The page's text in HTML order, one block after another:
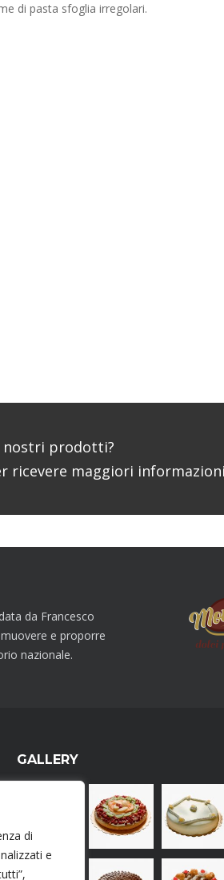
di
e
di pasta sfoglia irregolari.
nostri prodotti?
ricevere maggiori
da Francesco
e proporre
nazionale.
GALLERY